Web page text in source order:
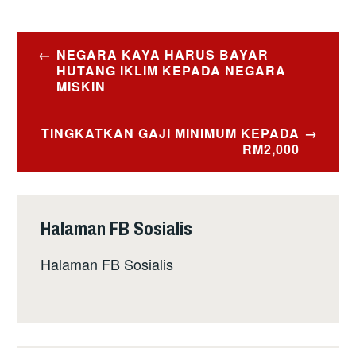
Post
navigation
NEGARA KAYA HARUS BAYAR
HUTANG IKLIM KEPADA NEGARA
MISKIN
TINGKATKAN GAJI MINIMUM KEPADA
RM2,000
Halaman FB Sosialis
Halaman FB Sosialis